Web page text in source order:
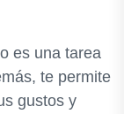
es una tarea
te permite
gustos y